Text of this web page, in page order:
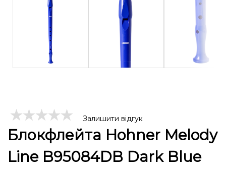
Залишити відгук
Блокфлейта Hohner Melody
Line B95084DB Dark Blue